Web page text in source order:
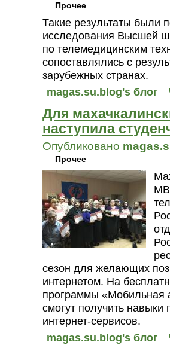
Прочее
Такие результаты были
исследования Высшей
по телемедицинским
сопоставлялись с
зарубежных странах.
magas.su.blog's блог
Для
наступила
Опубликовано
Прочее
сезон для желающих
интернетом. На
программы «Мобильная
смогут получить навыки
интернет-сервисов.
magas.su.blog's блог